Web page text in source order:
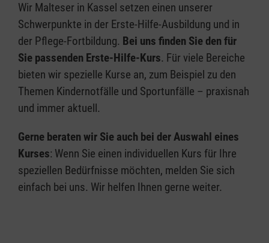
Wir Malteser in Kassel setzen einen unserer
Schwerpunkte in der Erste-Hilfe-Ausbildung und in
der Pflege-Fortbildung. Bei uns finden Sie den für
Sie passenden Erste-Hilfe-Kurs. Für viele Bereiche
bieten wir spezielle Kurse an, zum Beispiel zu den
Themen Kindernotfälle und Sportunfälle – praxisnah
und immer aktuell.
Gerne beraten wir Sie auch bei der Auswahl eines
Kurses: Wenn Sie einen individuellen Kurs für Ihre
speziellen Bedürfnisse möchten, melden Sie sich
einfach bei uns. Wir helfen Ihnen gerne weiter.